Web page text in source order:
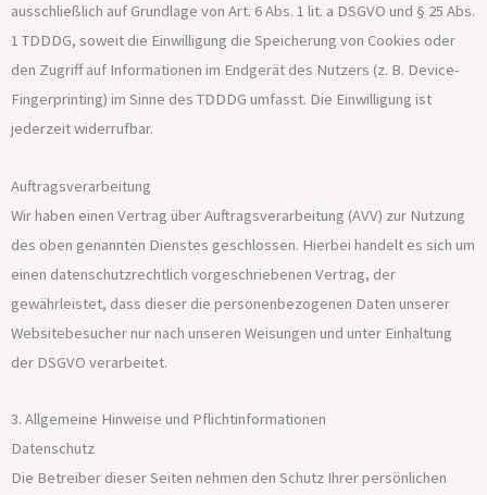
ausschließlich auf Grundlage von Art. 6 Abs. 1 lit. a DSGVO und § 25 Abs.
1 TDDDG, soweit die Einwilligung die Speicherung von Cookies oder
den Zugriff auf Informationen im Endgerät des Nutzers (z. B. Device-
Fingerprinting) im Sinne des TDDDG umfasst. Die Einwilligung ist
jederzeit widerrufbar.
Auftragsverarbeitung
Wir haben einen Vertrag über Auftragsverarbeitung (AVV) zur Nutzung
des oben genannten Dienstes geschlossen. Hierbei handelt es sich um
einen datenschutzrechtlich vorgeschriebenen Vertrag, der
gewährleistet, dass dieser die personenbezogenen Daten unserer
Websitebesucher nur nach unseren Weisungen und unter Einhaltung
der DSGVO verarbeitet.
3. Allgemeine Hinweise und Pflicht­informationen
Datenschutz
Die Betreiber dieser Seiten nehmen den Schutz Ihrer persönlichen